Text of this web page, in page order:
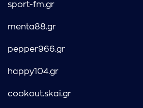
sport-fm.gr
menta88.gr
pepper966.gr
happy104.gr
cookout.skai.gr